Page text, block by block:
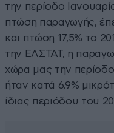
την περίοδο
πτώση παραγωγής,
και πτώση 17,5% το
την ΕΛΣΤΑΤ, η
χώρα μας την
ήταν κατά 6,9%
ίδιας περιόδου του